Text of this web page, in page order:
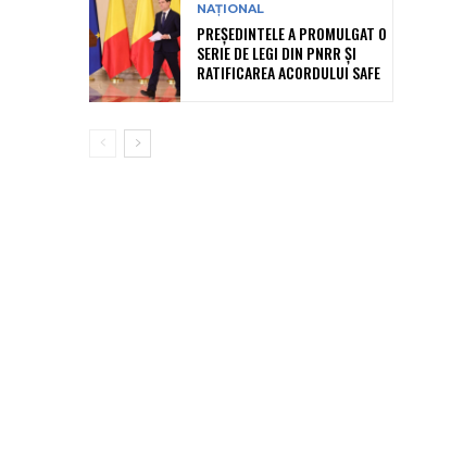
NAȚIONAL
PREȘEDINTELE A PROMULGAT O
SERIE DE LEGI DIN PNRR ȘI
RATIFICAREA ACORDULUI SAFE